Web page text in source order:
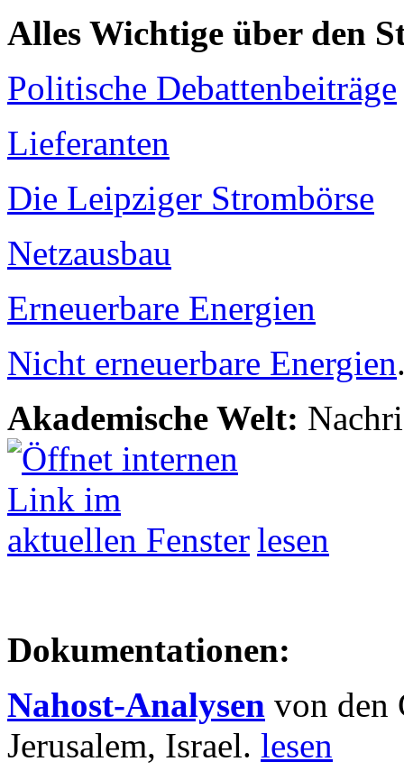
Alles Wichtige über den
Politische Debattenbeiträge
Lieferanten
Die Leipziger Strombörse
Netzausbau
Erneuerbare Energien
Nicht erneuerbare Energien
Akademische Welt:
lesen
Dokumentationen:
Nahost-Analysen von den
Jerusalem, Israel. lesen